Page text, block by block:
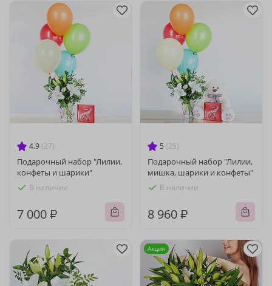
4.9 (27)
Подарочный набор "Лилии,
конфеты и шарики"
В наличии
7 000 ₽
5 (25)
Подарочный набор "Лилии,
мишка, шарики и конфеты"
В наличии
8 960 ₽
Акция